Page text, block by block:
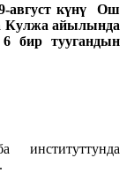
август күнү Ош
Кулжа айылында
бир туугандын